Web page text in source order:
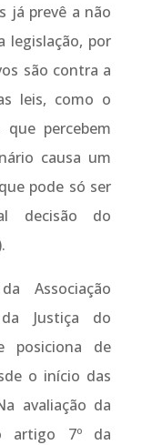
já prevê a não
legislação, por
são contra a
leis, como o
que percebem
causa um
pode só ser
decisão do
Associação
Justiça do
posiciona de
o início das
avaliação da
artigo 7º da